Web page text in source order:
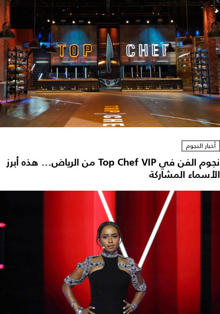
أخبار النجوم
نجوم الفن في Top Chef VIP من الرياض... هذه أبرز
الأسماء المشاركة